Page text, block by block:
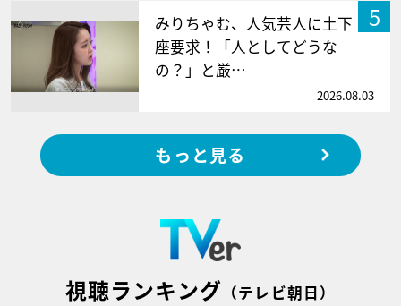
5
みりちゃむ、人気芸人に土下
座要求！「人としてどうな
の？」と厳…
2026.08.03
もっと見る
視聴ランキング （テレビ朝日）